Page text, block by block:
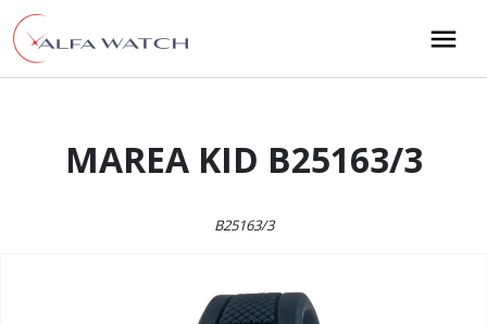
Przejdź do treści
Main Navigation
MAREA KID B25163/3
B25163/3